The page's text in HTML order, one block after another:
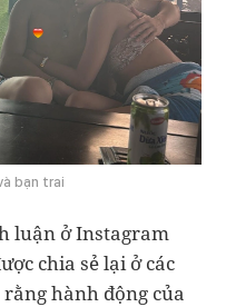
bạn trai
luận ở Instagram
chia sẻ lại ở các
hành động của